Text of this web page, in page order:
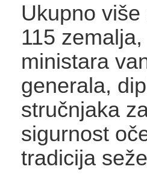
Ukupno
115
ministara
generala,
stručnjaka
sigurnost
tradicija